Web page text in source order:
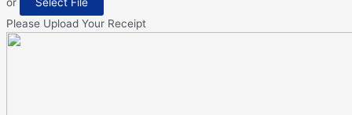
or
Select File
Please Upload Your Receipt